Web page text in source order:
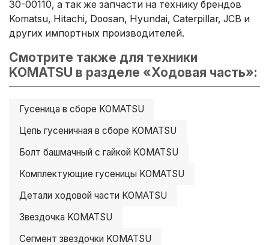
30-00110, а так же запчасти на технику брендов
Komatsu, Hitachi, Doosan, Hyundai, Caterpillar, JCB и
других импортных производителей.
Смотрите также для техники
KOMATSU в разделе «Ходовая часть»:
Гусеница в сборе KOMATSU
Цепь гусеничная в сборе KOMATSU
Болт башмачный с гайкой KOMATSU
Комплектующие гусеницы KOMATSU
Детали ходовой части KOMATSU
Звездочка KOMATSU
Сегмент звездочки KOMATSU